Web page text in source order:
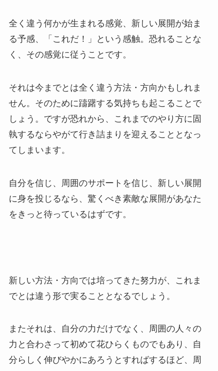
全く違う何かが生まれる感覚、新しい展開が始ま
る予感、「これだ！」という感触。恐れることな
く、その感覚に従うことです。
それは今までとは全く違う方法・方向かもしれま
せん。そのために躊躇する気持ちも起こることで
しょう。ですが恐れから、これまでのやり方に固
執するならやがて行き詰まりを迎えることとなっ
てしまいます。
自分を信じ、周囲のサポートを信じ、新しい展開
に身を投じるなら、驚くべき素敵な展開があなた
をきっと待っているはずです。
新しい方法・方向では培ってきた努力が、これま
でとは違う形で実ることとなるでしょう。
またそれは、自分の力だけでなく、周囲の人々の
力と合わさって初めて花ひらくものでもあり、自
分らしく伸びやかにあろうとすればするほど、周